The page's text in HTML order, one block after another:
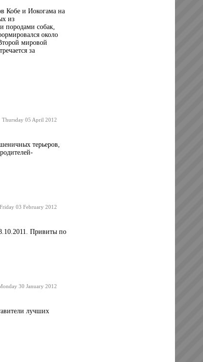
Кобе и Иокогама на
из
породами собак,
около
мировой
за
Thursday 05 April 2012
терьеров,
Friday 03 February 2012
Привиты по
30 January 2012
лучших